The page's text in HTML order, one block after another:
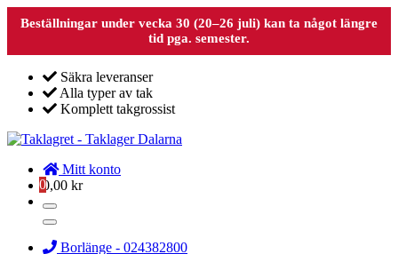
Beställningar under vecka 30 (20–26 juli) kan ta något längre
tid pga. semester.
Säkra leveranser
Alla typer av tak
Komplett takgrossist
Mitt konto
00,00 kr
Borlänge - 024382800